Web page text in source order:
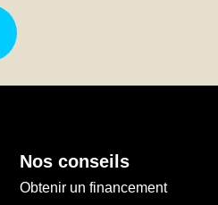
Nos conseils
Obtenir un financement